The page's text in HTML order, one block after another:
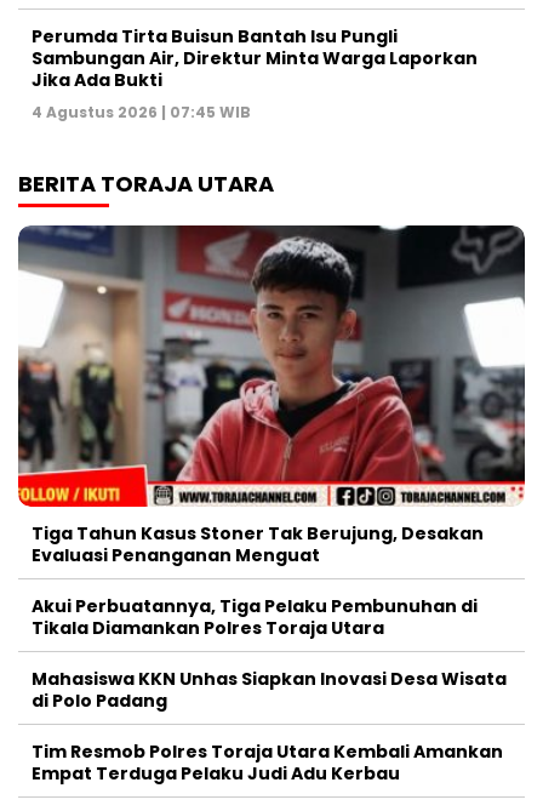
Perumda Tirta Buisun Bantah Isu Pungli
Sambungan Air, Direktur Minta Warga Laporkan
Jika Ada Bukti
4 Agustus 2026 | 07:45 WIB
BERITA TORAJA UTARA
Tiga Tahun Kasus Stoner Tak Berujung, Desakan
Evaluasi Penanganan Menguat
Akui Perbuatannya, Tiga Pelaku Pembunuhan di
Tikala Diamankan Polres Toraja Utara
Mahasiswa KKN Unhas Siapkan Inovasi Desa Wisata
di Polo Padang
Tim Resmob Polres Toraja Utara Kembali Amankan
Empat Terduga Pelaku Judi Adu Kerbau